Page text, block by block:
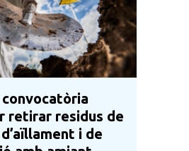
retirar residus de
i de